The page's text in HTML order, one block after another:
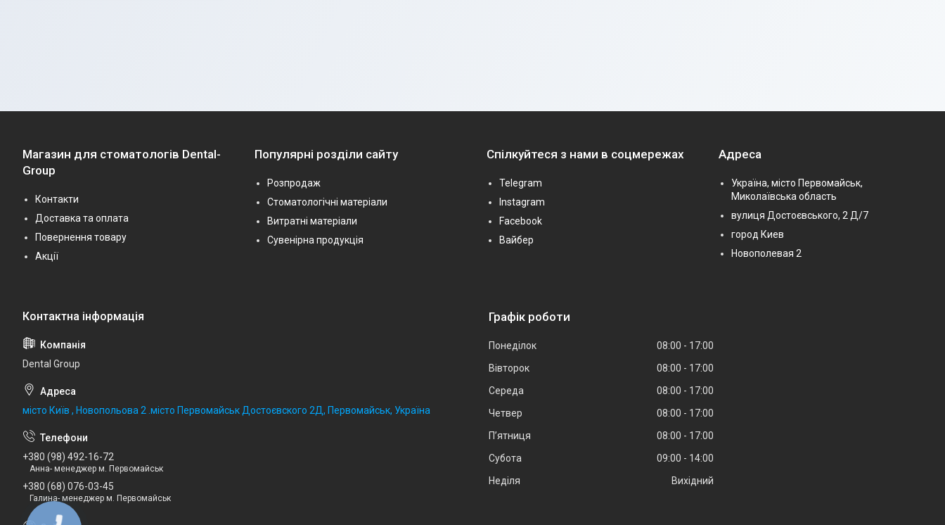
Магазин для стоматологів Dental-
Group
Контакти
Доставка та оплата
Повернення товару
Акції
Популярні розділи сайту
Розпродаж
Стоматологічні матеріали
Витратні матеріали
Сувенірна продукція
Спілкуйтеся з нами в соцмережах
Telegram
Instagram
Facebook
Вайбер
Адреса
Україна, місто Первомайськ,
Миколаївська область
вулиця Достоєвського, 2 Д/7
город Киев
Новополевая 2
Dental Group
місто Київ , Новопольова 2 .місто Первомайськ Достоєвского 2Д, Первомайськ, Україна
+380 (98) 492-16-72
Анна- менеджер м. Первомайськ
+380 (68) 076-03-45
Галина- менеджер м. Первомайськ
Графік роботи
Понеділок 08:00
17:00
Вівторок
08:00
17:00
Середа
08:00
17:00
Четвер
08:00
17:00
Пʼятниця
08:00
17:00
Субота
09:00
14:00
Неділя
Вихідний